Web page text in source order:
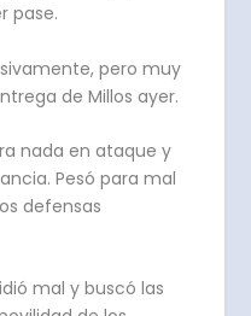
pase.
pero muy
de Millos ayer.
nada en ataque y
Pesó para mal
defensas
mal y buscó las